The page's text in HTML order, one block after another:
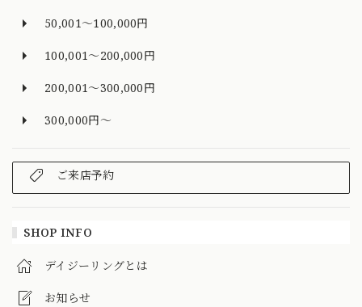
50,001～100,000円
100,001～200,000円
200,001～300,000円
300,000円～
ご来店予約
SHOP INFO
デイジーリングとは
お知らせ